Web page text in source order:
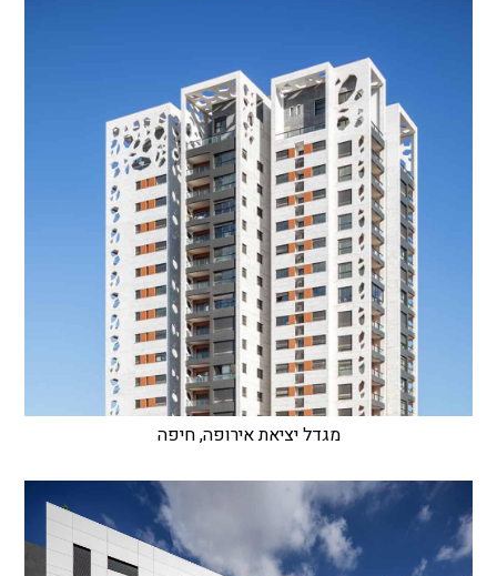
מגדל יציאת אירופה, חיפה